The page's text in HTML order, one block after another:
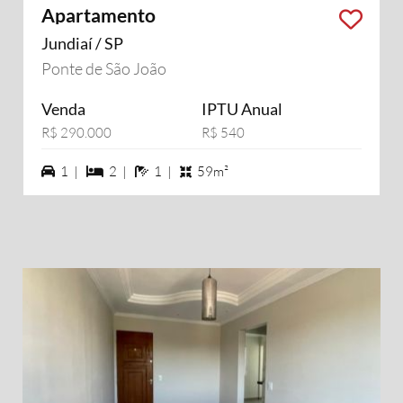
Apartamento
Jundiaí / SP
Ponte de São João
Venda
R$ 290.000
IPTU Anual
R$ 540
1 vagas na garagem
1 | 2 dormiórios
2 | 1 banheiros
1 | 59m²